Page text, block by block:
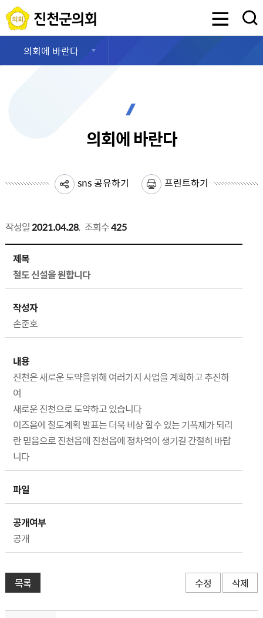
진천군의회
의회에 바란다
의회에 바란다
sns 공유하기 프린트하기
작성일2021.04.28, 조회수425
제목
철도 신설을 원합니다
작성자
손준호
내용
진천은 새로운 도약을위해 여러가지 사업을 계획하고 추진하
여
새로운 진천으로 도약하고 있습니다
이즈음에 철도계획 발표는 더욱 비상 할수 있는 기폭제가 되리
란 믿음으로 진천읍에 진천읍에 정차역이 생기길 간절히 바랍
니다
파일
공개여부
공개
목록 수정 삭제